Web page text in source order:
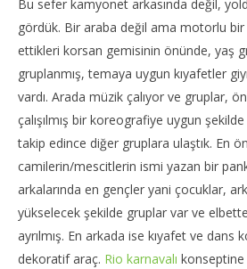
Bu sefer kamyonet arkasında değil,
gördük. Bir araba değil ama motorlu
ettikleri korsan gemisinin önünde, yaş
gruplanmış, temaya uygun kıyafetler
vardı. Arada müzik çalıyor ve gruplar,
çalışılmış bir koreografiye uygun
takip edince diğer gruplara ulaştık. En
camilerin/mescitlerin ismi yazan bir
arkalarında en gençler yani çocuklar,
yükselecek şekilde gruplar var ve
ayrılmış. En arkada ise kıyafet ve dans
dekoratif araç. Rio karnavalı